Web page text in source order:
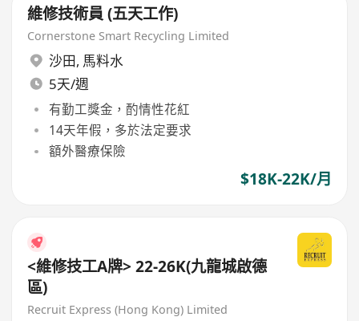
維修技術員 (五天工作)
Cornerstone Smart Recycling Limited
沙田, 馬料水
5天/週
有勤工獎金，酌情性花紅
14天年假，多於法定要求
額外醫療保險
$18K-22K/月
<維修技工A牌> 22-26K(九龍城啟德
區)
Recruit Express (Hong Kong) Limited